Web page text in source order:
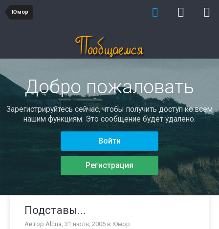
Юмор
Добро пожаловать
Зарегистрируйтесь сейчас, чтобы получить доступ ко всем
нашим функциям. Это сообщение будет удалено.
Войти
Регистрация
Подставы...
Автор AlEna, 31 июля, 2006 в Юмор